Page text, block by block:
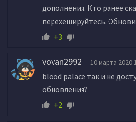
дополнения. Кто ранее
перехешируйтесь.
+3
vovan2992 10 марта 2020
blood palace так и не
обновления?
+2